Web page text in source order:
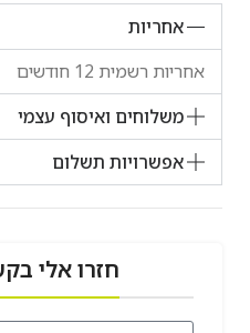
אחריות
אחריות רשמית 12 חודשים
משלוחים ואיסוף עצמי
אפשרויות תשלום
חזרו אלי